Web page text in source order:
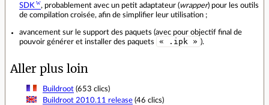
SDK
, probablement avec un petit adaptateur (wrapper) pour les outils
de compilation croisée, afin de simplifier leur utilisation ;
avancement sur le support des paquets (avec pour objectif final de
pouvoir générer et installer des paquets
« .ipk » ).
Aller plus loin
Buildroot(653 clics)
Buildroot 2010.11 release(46 clics)